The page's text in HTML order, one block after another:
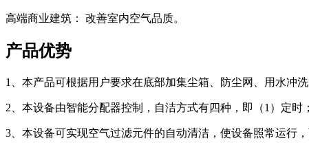
高端商业建筑： 改善室内空气品质。
产品优势
1、本产品可根据用户要求在底部加集尘箱、防尘网、用水冲洗
2、本设备由智能分配器控制，自洁方式有四种，即（1）定时
3、本设备可实现空气过滤元件的自动清洁，使设备照常运行